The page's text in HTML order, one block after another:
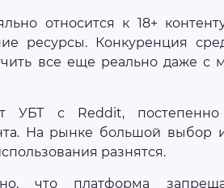
относится к 18+
ресурсы. Конкуренция
все еще реально даже с
УБТ с Reddit,
На рынке большой выбор
разнятся.
что платформа